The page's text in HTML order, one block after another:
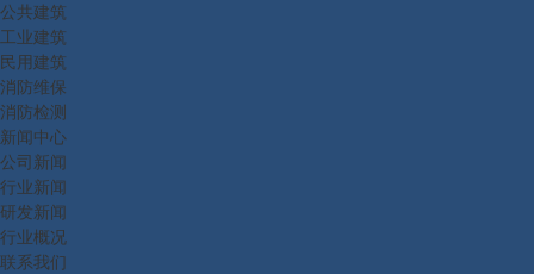
公共建筑
工业建筑
民用建筑
消防维保
消防检测
新闻中心
公司新闻
行业新闻
研发新闻
行业概况
联系我们